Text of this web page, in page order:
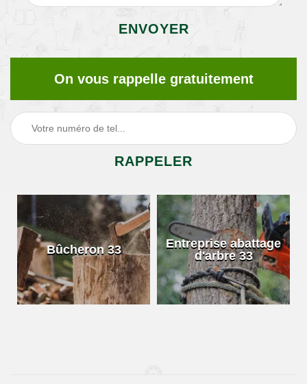
On vous rappelle gratuitement
Bûcheron 33
Entreprise abattage
d'arbre 33